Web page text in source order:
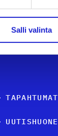
Salli valinta
TAPAHTUMAT
UUTISHUONE